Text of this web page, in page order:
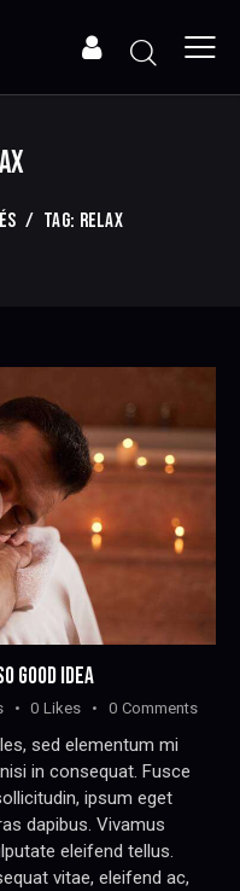
TAG: RELAX
GOOD IDEA
0 Likes 0 Comments
sed elementum mi
in consequat. Fusce
ipsum eget
dapibus. Vivamus
eleifend tellus.
vitae, eleifend ac,